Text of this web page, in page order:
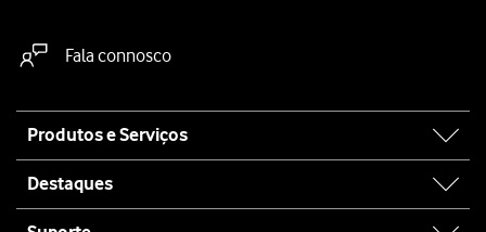
Fala connosco
map
Produtos e Serviços
Destaques